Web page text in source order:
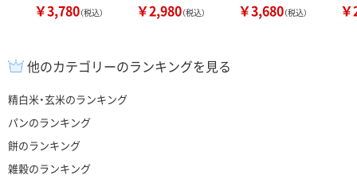
￥3,780（税込） ￥2,980（税込） ￥3,680（税込）
他のカテゴリーのランキングを見る
精白米・玄米のランキング
パンのランキング
餅のランキング
雑穀のランキング